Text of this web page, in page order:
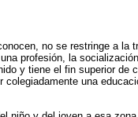
no se restringe a la
profesión, la
y tiene el fin superior de
una